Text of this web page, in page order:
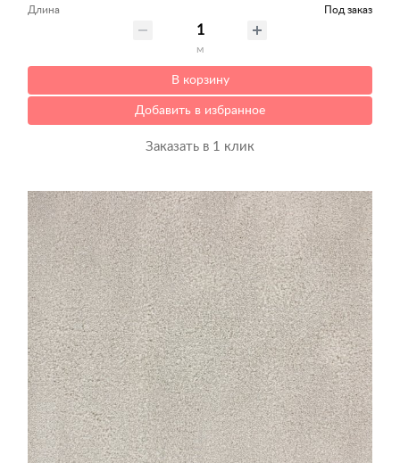
Длина
Под заказ
м
В корзину
Добавить в избранное
Заказать в 1 клик